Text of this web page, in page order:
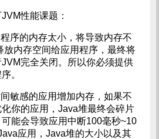
性能课题：
序的内存太小，将导致内存不
放内存空间给应用程序，最终将
完全关闭。所以你必须提供
。
敏感的应用增加内存，如果不
你的应用，Java堆最终会碎片
能会导致应用中断100毫秒~10
应用，Java堆的大小以及其